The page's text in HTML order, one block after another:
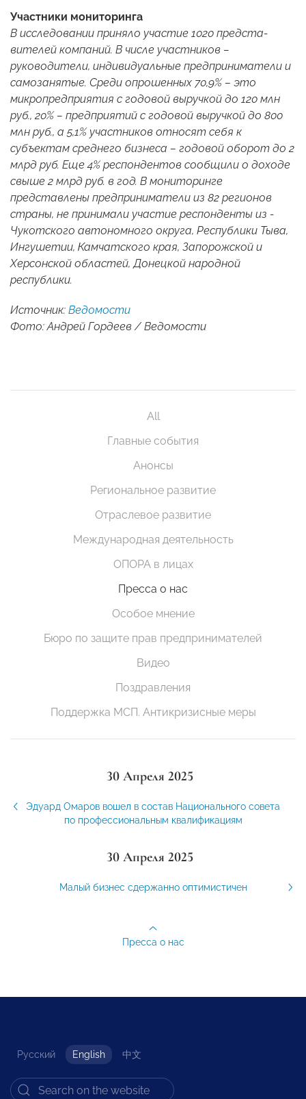
Участники мониторинга
В исследовании приняло участие 1020 предста­
вителей компаний. В числе участников –
руководители, индивидуальные предприниматели и
самозанятые. Среди опрошенных 70,9% – это
микропредприятия с годовой выручкой до 120 млн
руб., 20% – предприятий с годовой выручкой до 800
млн руб., а 5,1% участников относят себя к
субъектам среднего бизнеса – годовой оборот до 2
млрд руб. Еще 4% респондентов сообщили о доходе
свыше 2 млрд руб. в год. В мониторинге
представлены предприниматели из 82 регионов
страны, не принимали участие респонденты из ­
Чукотского автономного округа, Республики Тыва,
Ингушетии, Камчатского края, Запорожской и
Херсонской областей, Донецкой народной
республики.
Источник: Ведомости
Фото: Андрей Гордеев / Ведомости
All
Главные события
Анонсы
Региональное развитие
Отраслевое развитие
Международная деятельность
ОПОРА в лицах
Пресса о нас
Особое мнение
Бюро по защите прав предпринимателей
Видео
Поздравления
Поддержка МСП. Антикризисные меры
30 Апреля 2025
Эдуард Омаров вошел в состав Национального совета
по профессиональным квалификациям
30 Апреля 2025
Малый бизнес сдержанно оптимистичен
Пресса о нас
Русский English 中文